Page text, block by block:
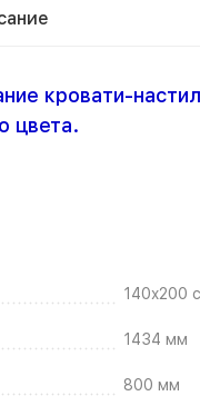
кровати-
цвета.
140x200
1434 мм
800 мм